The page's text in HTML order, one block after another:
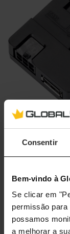
Consentir
Bem-vindo à
Se clicar em
permissão
possamos
a melhorar a
Hub
Comprar já
Adquire já o
globaldata.pt, e